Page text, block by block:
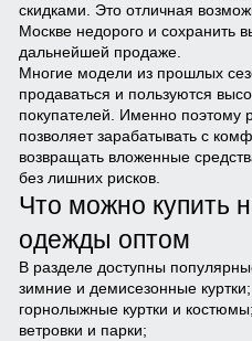
скидками. Это отличная
Москве недорого и сохранить
дальнейшей продаже.
Многие модели из прошлых
продаваться и пользуются
покупателей. Именно поэтому
позволяет зарабатывать с
возвращать вложенные
без лишних рисков.
Что можно купить
одежды оптом
В разделе доступны
зимние и демисезонные куртки;
горнолыжные куртки и костюмы;
ветровки и парки;